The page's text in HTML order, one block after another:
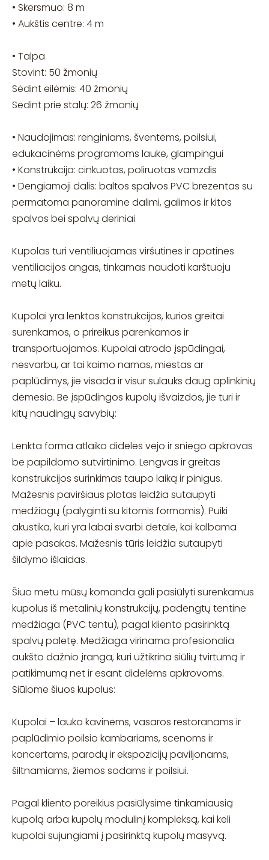
• Skersmuo: 8 m
• Aukštis centre: 4 m
• Talpa
Stovint: 50 žmonių
Sėdint eilėmis: 40 žmonių
Sėdint prie stalų: 26 žmonių
• Naudojimas: renginiams, šventėms, poilsiui,
edukacinėms programoms lauke, glampingui
• Konstrukcija: cinkuotas, poliruotas vamzdis
• Dengiamoji dalis: baltos spalvos PVC brezentas su
permatoma panoramine dalimi, galimos ir kitos
spalvos bei spalvų deriniai
Kupolas turi ventiliuojamas viršutines ir apatines
ventiliacijos angas, tinkamas naudoti karštuoju
metų laiku.
Kupolai yra lenktos konstrukcijos, kurios greitai
surenkamos, o prireikus parenkamos ir
transportuojamos. Kupolai atrodo įspūdingai,
nesvarbu, ar tai kaimo namas, miestas ar
paplūdimys, jie visada ir visur sulauks daug aplinkinių
dėmesio. Be įspūdingos kupolų išvaizdos, jie turi ir
kitų naudingų savybių:
Lenkta forma atlaiko dideles vėjo ir sniego apkrovas
be papildomo sutvirtinimo. Lengvas ir greitas
konstrukcijos surinkimas taupo laiką ir pinigus.
Mažesnis paviršiaus plotas leidžia sutaupyti
medžiagų (palyginti su kitomis formomis). Puiki
akustika, kuri yra labai svarbi detalė, kai kalbama
apie pasakas. Mažesnis tūris leidžia sutaupyti
šildymo išlaidas.
Šiuo metu mūsų komanda gali pasiūlyti surenkamus
kupolus iš metalinių konstrukcijų, padengtų tentine
medžiaga (PVC tentu), pagal kliento pasirinktą
spalvų paletę. Medžiaga virinama profesionalia
aukšto dažnio įranga, kuri užtikrina siūlių tvirtumą ir
patikimumą net ir esant didelėms apkrovoms.
Siūlome šiuos kupolus:
Kupolai – lauko kavinėms, vasaros restoranams ir
paplūdimio poilsio kambariams, scenoms ir
koncertams, parodų ir ekspozicijų paviljonams,
šiltnamiams, žiemos sodams ir poilsiui.
Pagal kliento poreikius pasiūlysime tinkamiausią
kupolą arba kupolų modulinį kompleksą, kai keli
kupolai sujungiami į pasirinktą kupolų masyvą.